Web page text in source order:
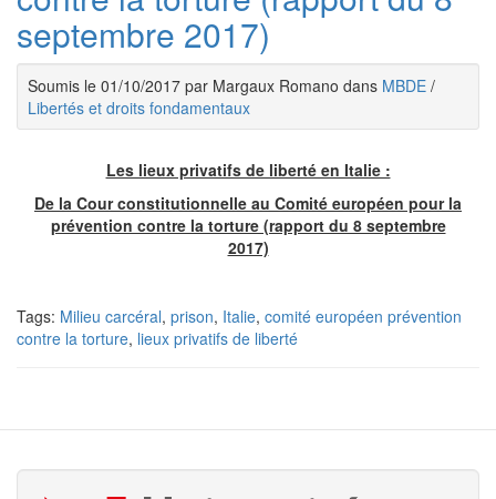
septembre 2017)
Soumis le 01/10/2017 par Margaux Romano dans MBDE /
Libertés et droits fondamentaux
Les lieux privatifs de liberté en Italie :
De la Cour constitutionnelle au Comité européen pour la
prévention contre la torture (rapport du 8 septembre
2017)
Tags: Milieu carcéral, prison, Italie, comité européen prévention
contre la torture, lieux privatifs de liberté